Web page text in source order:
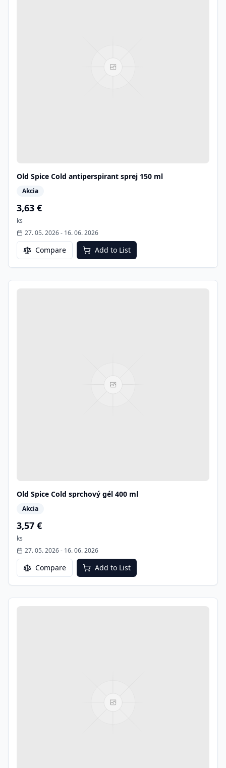
Old Spice Cold antiperspirant sprej 150 ml
Akcia
3,63 €
ks
27. 05. 2026- 16. 06. 2026
Compare Add to List
Old Spice Cold sprchový gél 400 ml
Akcia
3,57 €
ks
27. 05. 2026- 16. 06. 2026
Compare Add to List